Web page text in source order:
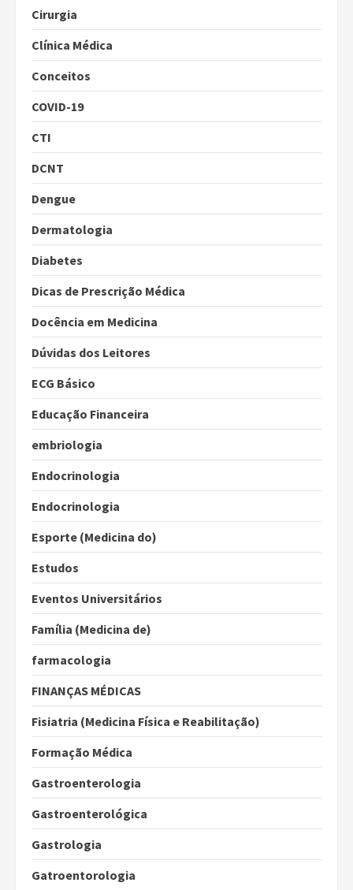
Cirurgia
Clínica Médica
Conceitos
COVID-19
CTI
DCNT
Dengue
Dermatologia
Diabetes
Dicas de Prescrição Médica
Docência em Medicina
Dúvidas dos Leitores
ECG Básico
Educação Financeira
embriologia
Endocrinologia
Endocrinologia
Esporte (Medicina do)
Estudos
Eventos Universitários
Família (Medicina de)
farmacologia
FINANÇAS MÉDICAS
Fisiatria (Medicina Física e Reabilitação)
Formação Médica
Gastroenterologia
Gastroenterológica
Gastrologia
Gatroentorologia